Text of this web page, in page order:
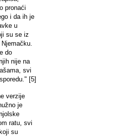
pronaći
i da ih je
u
su se iz
do
nije na
svi
[5]
verzije
je
ratu, svi
su